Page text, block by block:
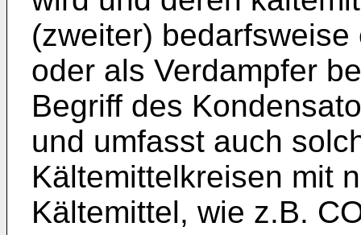
(zweiter)
oder als Verdampfer
Begriff des
und umfasst auch
Kältemittelkreisen mit
Kältemittel, wie z.B.